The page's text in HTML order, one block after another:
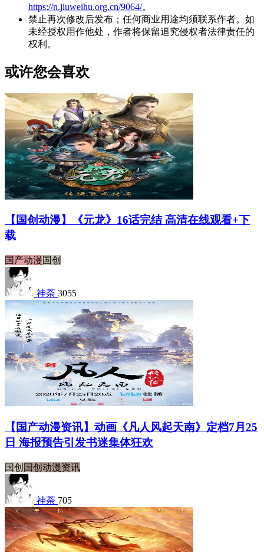
https://n.jiuweihu.org.cn/9064/。
禁止再次修改后发布；任何商业用途均须联系作者。如
未经授权用作他处，作者将保留追究侵权者法律责任的
权利。
或许您会喜欢
【国创动漫】《元龙》16话完结 高清在线观看+下
载
国产动漫国创
神荼 3055
【国产动漫资讯】动画《凡人风起天南》定档7月25
日 海报预告引发书迷集体狂欢
国创 国创动漫资讯
神荼 705